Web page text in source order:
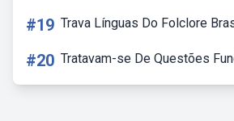
#19 Trava Línguas Do Folclore
#20 Tratavam-se De Questões